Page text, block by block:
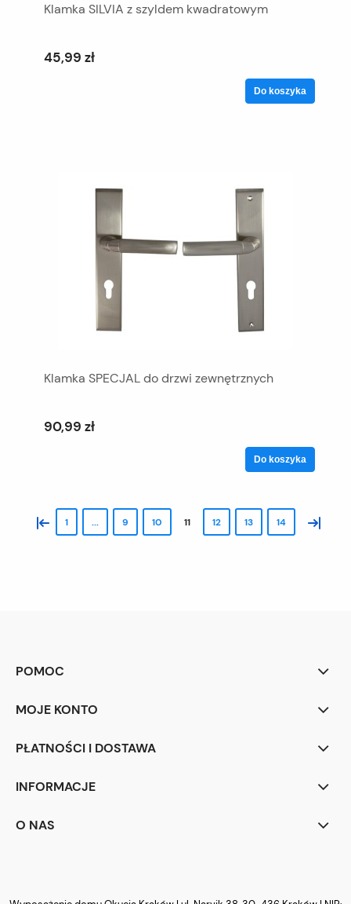
Klamka SILVIA z szyldem kwadratowym
45,99 zł
Do koszyka
Klamka SPECJAL do drzwi zewnętrznych
90,99 zł
Do koszyka
« 1 ... 9 10 11 12 13 14 »
POMOC
MOJE KONTO
PŁATNOŚCI I DOSTAWA
INFORMACJE
O NAS